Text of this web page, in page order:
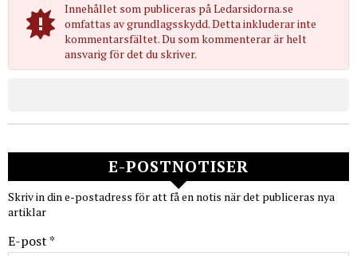
Innehållet som publiceras på Ledarsidorna.se
omfattas av grundlagsskydd. Detta inkluderar inte
kommentarsfältet. Du som kommenterar är helt
ansvarig för det du skriver.
E-POSTNOTISER
Skriv in din e-postadress för att få en notis när det publiceras nya
artiklar
E-post *